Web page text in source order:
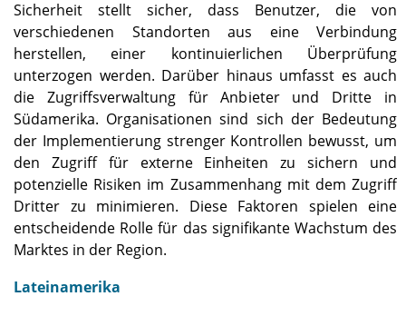
Sicherheit stellt sicher, dass Benutzer, die von
verschiedenen Standorten aus eine Verbindung
herstellen, einer kontinuierlichen Überprüfung
unterzogen werden. Darüber hinaus umfasst es auch
die Zugriffsverwaltung für Anbieter und Dritte in
Südamerika. Organisationen sind sich der Bedeutung
der Implementierung strenger Kontrollen bewusst, um
den Zugriff für externe Einheiten zu sichern und
potenzielle Risiken im Zusammenhang mit dem Zugriff
Dritter zu minimieren. Diese Faktoren spielen eine
entscheidende Rolle für das signifikante Wachstum des
Marktes in der Region.
Lateinamerika